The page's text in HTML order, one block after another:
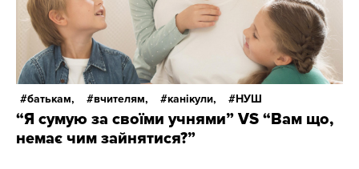
батькам, вчителям, канікули, НУШ
“Я сумую за своїми учнями” VS “Вам що,
немає чим зайнятися?”